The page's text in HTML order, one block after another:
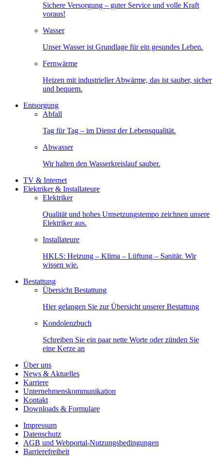
Sichere Versorgung – guter Service und volle Kraft
voraus!
Wasser
Unser Wasser ist Grundlage für ein gesundes Leben.
Fernwärme
Heizen mit industrieller Abwärme, das ist sauber, sicher
und bequem.
Entsorgung
Abfall
Tag für Tag – im Dienst der Lebensqualität.
Abwasser
Wir halten den Wasserkreislauf sauber.
TV & Internet
Elektriker & Installateure
Elektriker
Qualität und hohes Umsetzungstempo zeichnen unsere
Elektriker aus.
Installateure
HKLS: Heizung – Klima – Lüftung – Sanitär. Wir
wissen wie.
Bestattung
Übersicht Bestattung
Hier gelangen Sie zur Übersicht unserer Bestattung
Kondolenzbuch
Schreiben Sie ein paar nette Worte oder zünden Sie
eine Kerze an
Über uns
News & Aktuelles
Karriere
Unternehmenskommunikation
Kontakt
Downloads & Formulare
Impressum
Datenschutz
AGB und Webportal-Nutzungsbedingungen
Barrierefreiheit